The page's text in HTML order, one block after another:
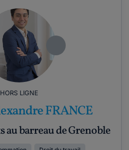
HORS LIGNE
FRANCE
au barreau de Grenoble